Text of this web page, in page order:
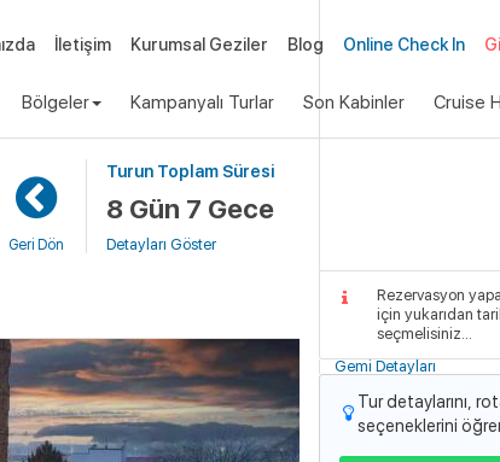
İletişim Kurumsal Geziler Blog Online Check In
Bölgeler Kampanyalı Turlar Son Kabinler Cruise
Geri Dön
Turun Toplam Süresi
8 Gün 7 Gece
Detayları Göster
Gemi
Brilliance of the
Gemi Detayları
Rezervasyon
için yukarıdan
seçmelisiniz...
Tur detaylarını,
seçeneklerini